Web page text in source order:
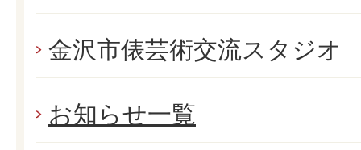
金沢市俵芸術交流スタジオ
お知らせ一覧